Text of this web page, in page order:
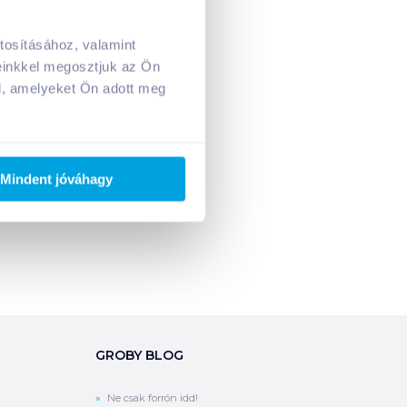
valamint
megosztjuk az Ön
amelyeket Ön adott meg
Mindent jóváhagy
GROBY BLOG
Ne csak forrón idd!